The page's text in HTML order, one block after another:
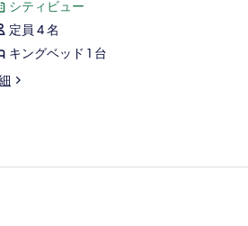
コ
ミ
8
件)
シティビュー
定員 4 名
キングベッド 1 台